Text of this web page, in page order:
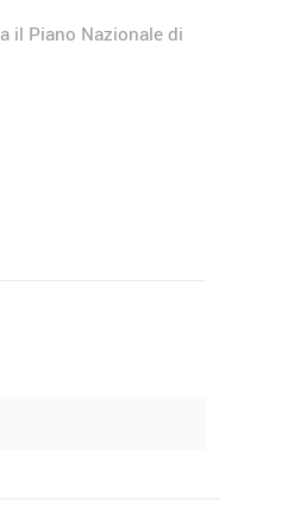
il Piano Nazionale di